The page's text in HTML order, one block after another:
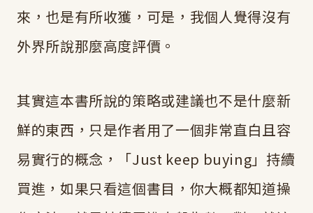
來，也是有所收獲，可是，我個人覺得沒有
外界所說那麼高度評價。
其實這本書所說的策略或建議也不是什麼新
鮮的東西，只是作者用了一個非常直白且容
易實行的概念，「Just keep buying」持續
買進，如果只看這個書目，你大概都知道操